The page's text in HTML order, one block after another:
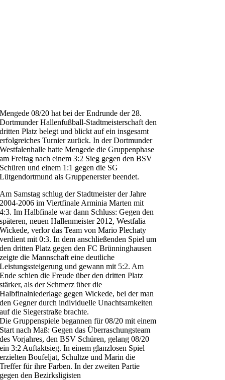
Mengede 08/20 hat bei der Endrunde der 28.
Dortmunder Hallenfußball-Stadtmeisterschaft den
dritten Platz belegt und blickt auf ein insgesamt
erfolgreiches Turnier zurück. In der Dortmunder
Westfalenhalle hatte Mengede die Gruppenphase
am Freitag nach einem 3:2 Sieg gegen den BSV
Schüren und einem 1:1 gegen die SG
Lütgendortmund als Gruppenerster beendet.
Am Samstag schlug der Stadtmeister der Jahre
2004-2006 im Viertfinale Arminia Marten mit
4:3. Im Halbfinale war dann Schluss: Gegen den
späteren, neuen Hallenmeister 2012, Westfalia
Wickede, verlor das Team von Mario Plechaty
verdient mit 0:3. In dem anschließenden Spiel um
den dritten Platz gegen den FC Brünninghausen
zeigte die Mannschaft eine deutliche
Leistungssteigerung und gewann mit 5:2. Am
Ende schien die Freude über den dritten Platz
stärker, als der Schmerz über die
Halbfinalniederlage gegen Wickede, bei der man
den Gegner durch individuelle Unachtsamkeiten
auf die Siegerstraße brachte.
Die Gruppenspiele begannen für 08/20 mit einem
Start nach Maß: Gegen das Überraschungsteam
des Vorjahres, den BSV Schüren, gelang 08/20
ein 3:2 Auftaktsieg. In einem glanzlosen Spiel
erzielten Boufeljat, Schultze und Marin die
Treffer für ihre Farben. In der zweiten Partie
gegen den Bezirksligisten